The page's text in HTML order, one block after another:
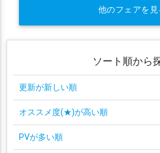
他のフェアを見
ソート順から
更新が新しい順
オススメ度(★)が高い順
PVが多い順